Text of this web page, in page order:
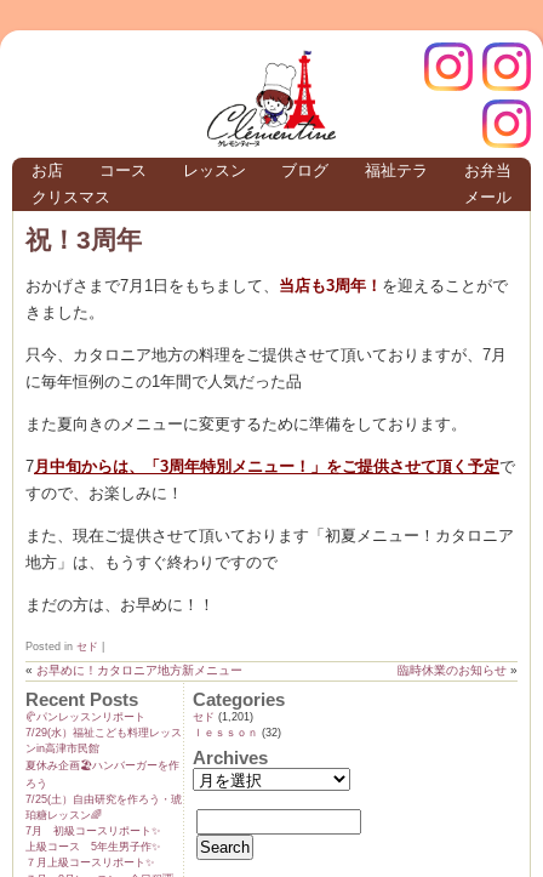
クレモンティーヌ – 新百合ヶ丘の料理教
室・テイクアウト Clémentine (produced
お店 コース レッスン ブログ 福祉テラ
お弁当
クリスマス
メール
インス
クレモ
テラ
祝！3周年
おかげさまで7月1日をもちまして、 当店も3周年！ を迎えることがで
きました。
只今、カタロニア地方の料理をご提供させて頂いておりますが、7月
に毎年恒例のこの1年間で人気だった品
また夏向きのメニューに変更するために準備をしております。
7月中旬からは、「3周年特別メニュー！」をご提供させて頂く予定で
すので、お楽しみに！
また、現在ご提供させて頂いております「初夏メニュー！カタロニア
地方」は、もうすぐ終わりですので
まだの方は、お早めに！！
Posted in セド
« お早めに！カタロニア地方新メニュー 臨時休業のお知らせ »
Recent Posts
🥐パンレッスンリポート
7/29(水）福祉こども料理レッス
ンin高津市民館
夏休み企画🏖️ハンバーガーを作
ろう
7/25(土）自由研究を作ろう・琥
珀糖レッスン🌈
7月 初級コースリポート✨️
上級コース 5年生男子作✨️
７月上級コースリポート✨️
Categories
セド (1,201)
ｌｅｓｓｏｎ (32)
Archives